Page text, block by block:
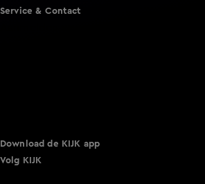
Service & Contact
Download de KIJK app
Volg KIJK